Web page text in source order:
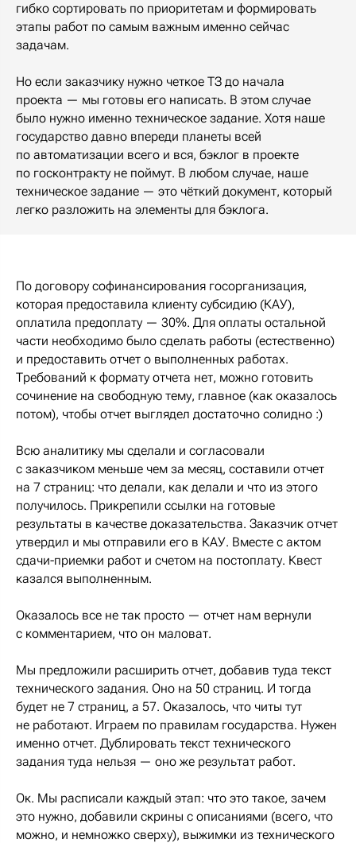
гибко сортировать по приоритетам и формировать
этапы работ по самым важным именно сейчас
задачам.
Но если заказчику нужно четкое ТЗ до начала
проекта — мы готовы его написать. В этом случае
было нужно именно техническое задание. Хотя наше
государство давно впереди планеты всей
по автоматизации всего и вся, бэклог в проекте
по госконтракту не поймут. В любом случае, наше
техническое задание — это чёткий документ, который
легко разложить на элементы для бэклога.
По договору софинансирования госорганизация,
которая предоставила клиенту субсидию (КАУ),
оплатила предоплату — 30%. Для оплаты остальной
части необходимо было сделать работы (естественно)
и предоставить отчет о выполненных работах.
Требований к формату отчета нет, можно готовить
сочинение на свободную тему, главное (как оказалось
потом), чтобы отчет выглядел достаточно солидно :)
Всю аналитику мы сделали и согласовали
с заказчиком меньше чем за месяц, составили отчет
на 7 страниц: что делали, как делали и что из этого
получилось. Прикрепили ссылки на готовые
результаты в качестве доказательства. Заказчик отчет
утвердил и мы отправили его в КАУ. Вместе с актом
сдачи-приемки работ и счетом на постоплату. Квест
казался выполненным.
Оказалось все не так просто — отчет нам вернули
с комментарием, что он маловат.
Мы предложили расширить отчет, добавив туда текст
технического задания. Оно на 50 страниц. И тогда
будет не 7 страниц, а 57. Оказалось, что читы тут
не работают. Играем по правилам государства. Нужен
именно отчет. Дублировать текст технического
задания туда нельзя — оно же результат работ.
Ок. Мы расписали каждый этап: что это такое, зачем
это нужно, добавили скрины с описаниями (всего, что
можно, и немножко сверху), выжимки из технического